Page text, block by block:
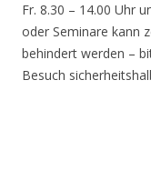
Fr. 8.30 – 14.00 Uhr
oder Seminare kann
behindert werden –
Besuch